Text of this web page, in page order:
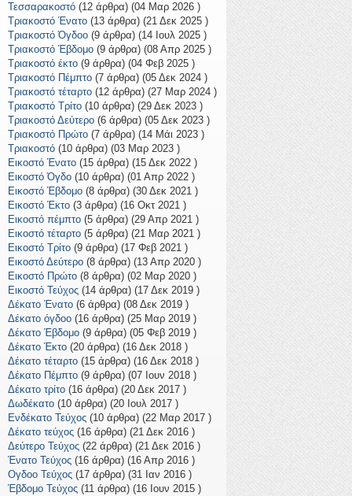
Τεσσαρακοστό (12 άρθρα) (04 Μαρ 2026 )
Τριακοστό Ένατο (13 άρθρα) (21 Δεκ 2025 )
Τριακοστό Όγδοο (9 άρθρα) (14 Ιουλ 2025 )
Τριακοστό Έβδομο (9 άρθρα) (08 Απρ 2025 )
Τριακοστό έκτο (9 άρθρα) (04 Φεβ 2025 )
Τριακοστό Πέμπτο (7 άρθρα) (05 Δεκ 2024 )
Τριακοστό τέταρτο (12 άρθρα) (27 Μαρ 2024 )
Τριακοστό Τρίτο (10 άρθρα) (29 Δεκ 2023 )
Τριακοστό Δεύτερο (6 άρθρα) (05 Δεκ 2023 )
Τριακοστό Πρώτο (7 άρθρα) (14 Μάι 2023 )
Τριακοστό (10 άρθρα) (03 Μαρ 2023 )
Εικοστό Ένατο (15 άρθρα) (15 Δεκ 2022 )
Εικοστό Όγδο (10 άρθρα) (01 Απρ 2022 )
Εικοστό Έβδομο (8 άρθρα) (30 Δεκ 2021 )
Εικοστό Έκτο (3 άρθρα) (16 Οκτ 2021 )
Εικοστό πέμπτο (5 άρθρα) (29 Απρ 2021 )
Εικοστό τέταρτο (5 άρθρα) (21 Μαρ 2021 )
Εικοστό Τρίτο (9 άρθρα) (17 Φεβ 2021 )
Εικοστό Δεύτερο (8 άρθρα) (13 Απρ 2020 )
Εικοστό Πρώτο (8 άρθρα) (02 Μαρ 2020 )
Εικοστό Τεύχος (14 άρθρα) (17 Δεκ 2019 )
Δέκατο Ένατο (6 άρθρα) (08 Δεκ 2019 )
Δέκατο όγδοο (16 άρθρα) (25 Μαρ 2019 )
Δέκατο Έβδομο (9 άρθρα) (05 Φεβ 2019 )
Δέκατο Έκτο (20 άρθρα) (16 Δεκ 2018 )
Δέκατο τέταρτο (15 άρθρα) (16 Δεκ 2018 )
Δέκατο Πέμπτο (9 άρθρα) (07 Ιουν 2018 )
Δέκατο τρίτο (16 άρθρα) (20 Δεκ 2017 )
Δωδέκατο (10 άρθρα) (20 Ιουλ 2017 )
Ενδέκατο Τεύχος (10 άρθρα) (22 Μαρ 2017 )
Δέκατο τεύχος (16 άρθρα) (21 Δεκ 2016 )
Δεύτερο Τεύχος (22 άρθρα) (21 Δεκ 2016 )
Ένατο Τεύχος (16 άρθρα) (16 Απρ 2016 )
Ογδοο Τεύχος (17 άρθρα) (31 Ιαν 2016 )
Έβδομο Τεύχος (11 άρθρα) (16 Ιουν 2015 )